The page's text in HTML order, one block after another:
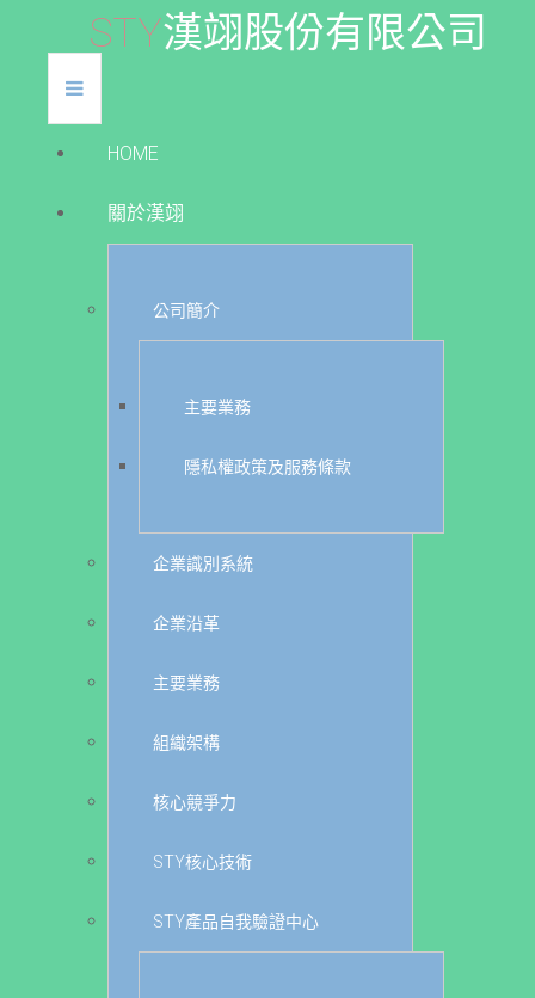
STY漢翊股份有限公司
HOME
關於漢翊
公司簡介
主要業務
隱私權政策及服務條款
企業識別系統
企業沿革
主要業務
組織架構
核心競爭力
STY核心技術
STY產品自我驗證中心